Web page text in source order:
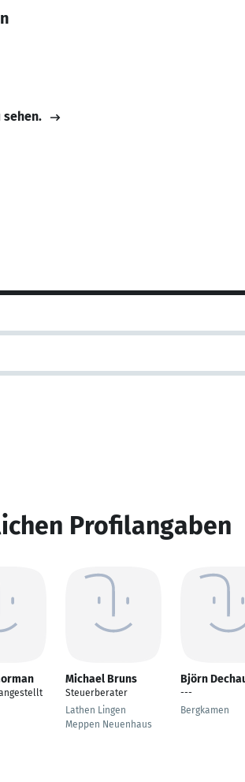
sehen.
Profilangaben
Michael Bruns
Steuerberater
Lathen Lingen
Meppen Neuenhaus
Björn
---
Bergkamen